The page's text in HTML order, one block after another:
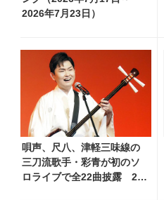
2026年7月23日）
唄声、尺八、津軽三味線の
三刀流歌手・彩青が初のソ
ロライブで全22曲披露 20